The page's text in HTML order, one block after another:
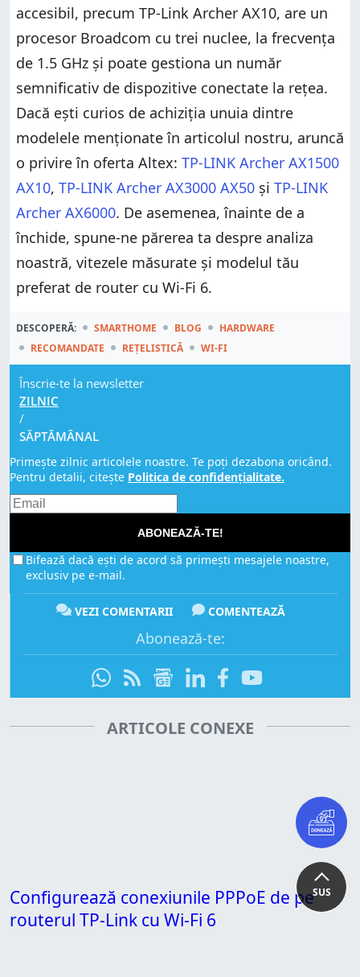
SUS
accesibil, precum TP-Link Archer AX10, are un
procesor Broadcom cu trei nuclee, la frecvența
de 1.5 GHz și poate gestiona un număr
semnificativ de dispozitive conectate la rețea.
Dacă ești curios de achiziția unuia dintre
modelele menționate în articolul nostru, aruncă
o privire în oferta Altex: TP-LINK Archer AX1500
AX10, TP-LINK Archer AX3000 AX50 și TP-LINK
Archer AX6000. De asemenea, înainte de a
închide, spune-ne părerea ta despre analiza
noastră, vitezele măsurate și modelul tău
preferat de router cu Wi-Fi 6.
DESCOPERĂ: SMARTHOME BLOG
HARDWARE
RECOMANDATE
REȚELISTICĂ WI-FI
Înscrie-te la newsletter
ZILNIC
/
SĂPTĂMÂNAL
Primește zilnic articolele noastre. Te poți dezabona oricând.
Pentru detalii, citește Politica de confidențialitate.
ABONEAZĂ-TE!
Bifează dacă ești de acord să primești mesajele noastre,
exclusiv pe e-mail.
VEZI COMENTARII COMENTEAZĂ
Abonează-te:
ARTICOLE CONEXE
Configurează conexiunile PPPoE de pe
routerul TP-Link cu Wi-Fi 6